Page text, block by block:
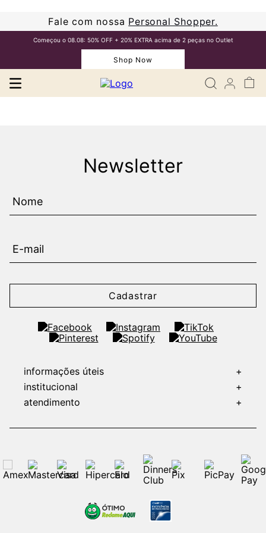
Fale com nossa Personal Shopper.
Começou o 08.08: 50% OFF + 20% EXTRA acima de 2 peças no Outlet
Shop Now
Newsletter
Cadastrar
informações úteis
+
institucional
+
atendimento
+